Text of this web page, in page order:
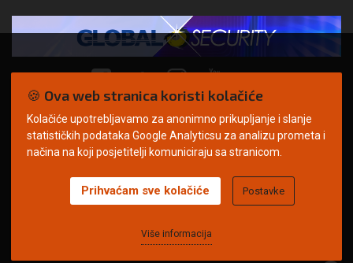
© Copyright 2026. | ARILEO
Uvjeti korištenja Politika privatnosti
Impressum
🍪 Ova web stranica koristi kolačiće
Kolačiće upotrebljavamo za anonimno prikupljanje i slanje
statističkih podataka Google Analyticsu za analizu prometa i
načina na koji posjetitelji komuniciraju sa stranicom.
Više informacija
Prihvaćam sve kolačiće Postavke